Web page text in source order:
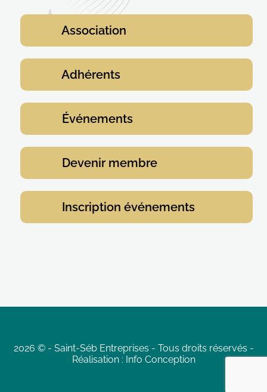
Association
Adhérents
Événements
Devenir membre
Inscription événements
2026 ©- Saint-Séb Entreprises - Tous droits réservés -
Réalisation : Info Conception